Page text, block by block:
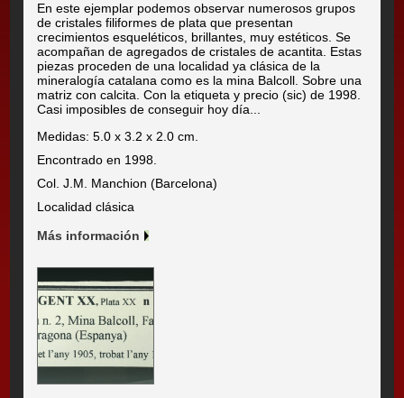
En este ejemplar podemos observar numerosos grupos
de cristales filiformes de plata que presentan
crecimientos esqueléticos, brillantes, muy estéticos. Se
acompañan de agregados de cristales de acantita. Estas
piezas proceden de una localidad ya clásica de la
mineralogía catalana como es la mina Balcoll. Sobre una
matriz con calcita. Con la etiqueta y precio (sic) de 1998.
Casi imposibles de conseguir hoy día...
Medidas: 5.0 x 3.2 x 2.0 cm.
Encontrado en 1998.
Col. J.M. Manchion (Barcelona)
Localidad clásica
Más información